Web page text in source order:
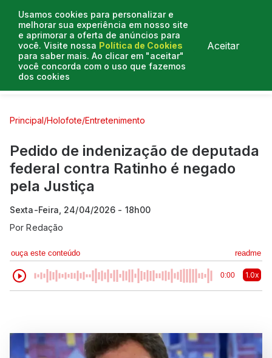
Usamos cookies para personalizar e
melhorar sua experiência em nosso site
e aprimorar a oferta de anúncios para
você. Visite nossa Política de Cookies
para saber mais. Ao clicar em "aceitar"
você concorda com o uso que fazemos
dos cookies
Aceitar
Curtas e Venenosas
Principal/Holofote/Entretenimento
Pedido de indenização de deputada
federal contra Ratinho é negado
pela Justiça
Sexta-Feira, 24/04/2026 - 18h00
PorRedação
ouça este conteúdo readme
0:00 1.0x